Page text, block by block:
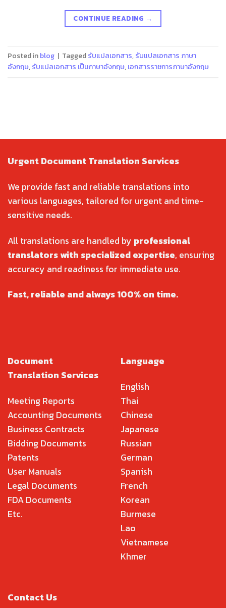
CONTINUE READING →
Posted inblog | Taggedรับแปลเอกสาร,รับแปลเอกสาร ภาษา
อังกฤษ,รับแปลเอกสาร เป็นภาษาอังกฤษ,เอกสารราชการภาษาอังกฤษ
Urgent Document Translation Services
We provide fast and reliable translations into
various languages, tailored for urgent and time-
sensitive needs.
All translations are handled by professional
translators with specialized expertise, ensuring
accuracy and readiness for immediate use.
Fast, reliable and always 100% on time.
Document
Translation Services
Meeting Reports
Accounting Documents
Business Contracts
Bidding Documents
Patents
User Manuals
Legal Documents
FDA Documents
Etc.
Language
English
Thai
Chinese
Japanese
Russian
German
Spanish
French
Korean
Burmese
Lao
Vietnamese
Khmer
Contact Us